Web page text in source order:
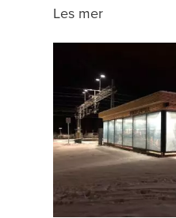
Les mer